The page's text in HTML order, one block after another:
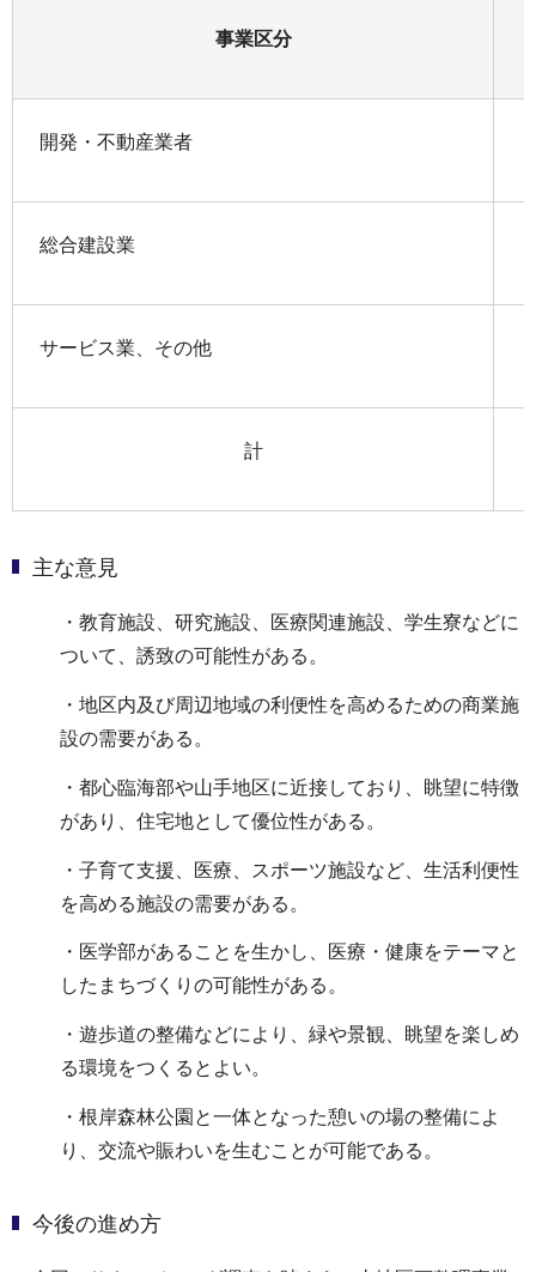
事業区分
開発・不動産業者
総合建設業
サービス業、その他
計
主な意見
・教育施設、研究施設、医療関連施設、学生寮などに
ついて、誘致の可能性がある。
・地区内及び周辺地域の利便性を高めるための商業施
設の需要がある。
・都心臨海部や山手地区に近接しており、眺望に特徴
があり、住宅地として優位性がある。
・子育て支援、医療、スポーツ施設など、生活利便性
を高める施設の需要がある。
・医学部があることを生かし、医療・健康をテーマと
したまちづくりの可能性がある。
・遊歩道の整備などにより、緑や景観、眺望を楽しめ
る環境をつくるとよい。
・根岸森林公園と一体となった憩いの場の整備によ
り、交流や賑わいを生むことが可能である。
今後の進め方